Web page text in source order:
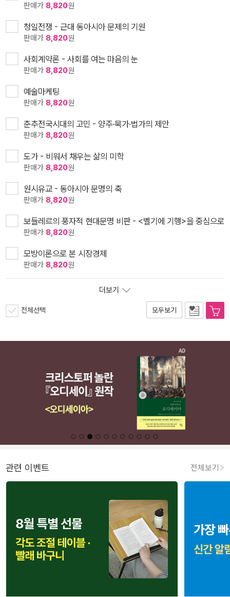
판매가 8,820원
청일전쟁 - 근대 동아시아 문제의 기원
판매가 8,820원
사회계약론 - 사회를 여는 마음의 눈
판매가 8,820원
예술마케팅
판매가 8,820원
춘추전국시대의 고민 - 양주·묵가·법가의 제안
판매가 8,820원
도가 - 비워서 채우는 삶의 미학
판매가 8,820원
원시유교 - 동아시아 문명의 축
판매가 8,820원
보들레르의 풍자적 현대문명 비판 - <벨기에 기행>을 중심으로
판매가 8,820원
모방이론으로 본 시장경제
판매가 8,820원
더보기
전체선택 모두보기
관련 이벤트 전체보기